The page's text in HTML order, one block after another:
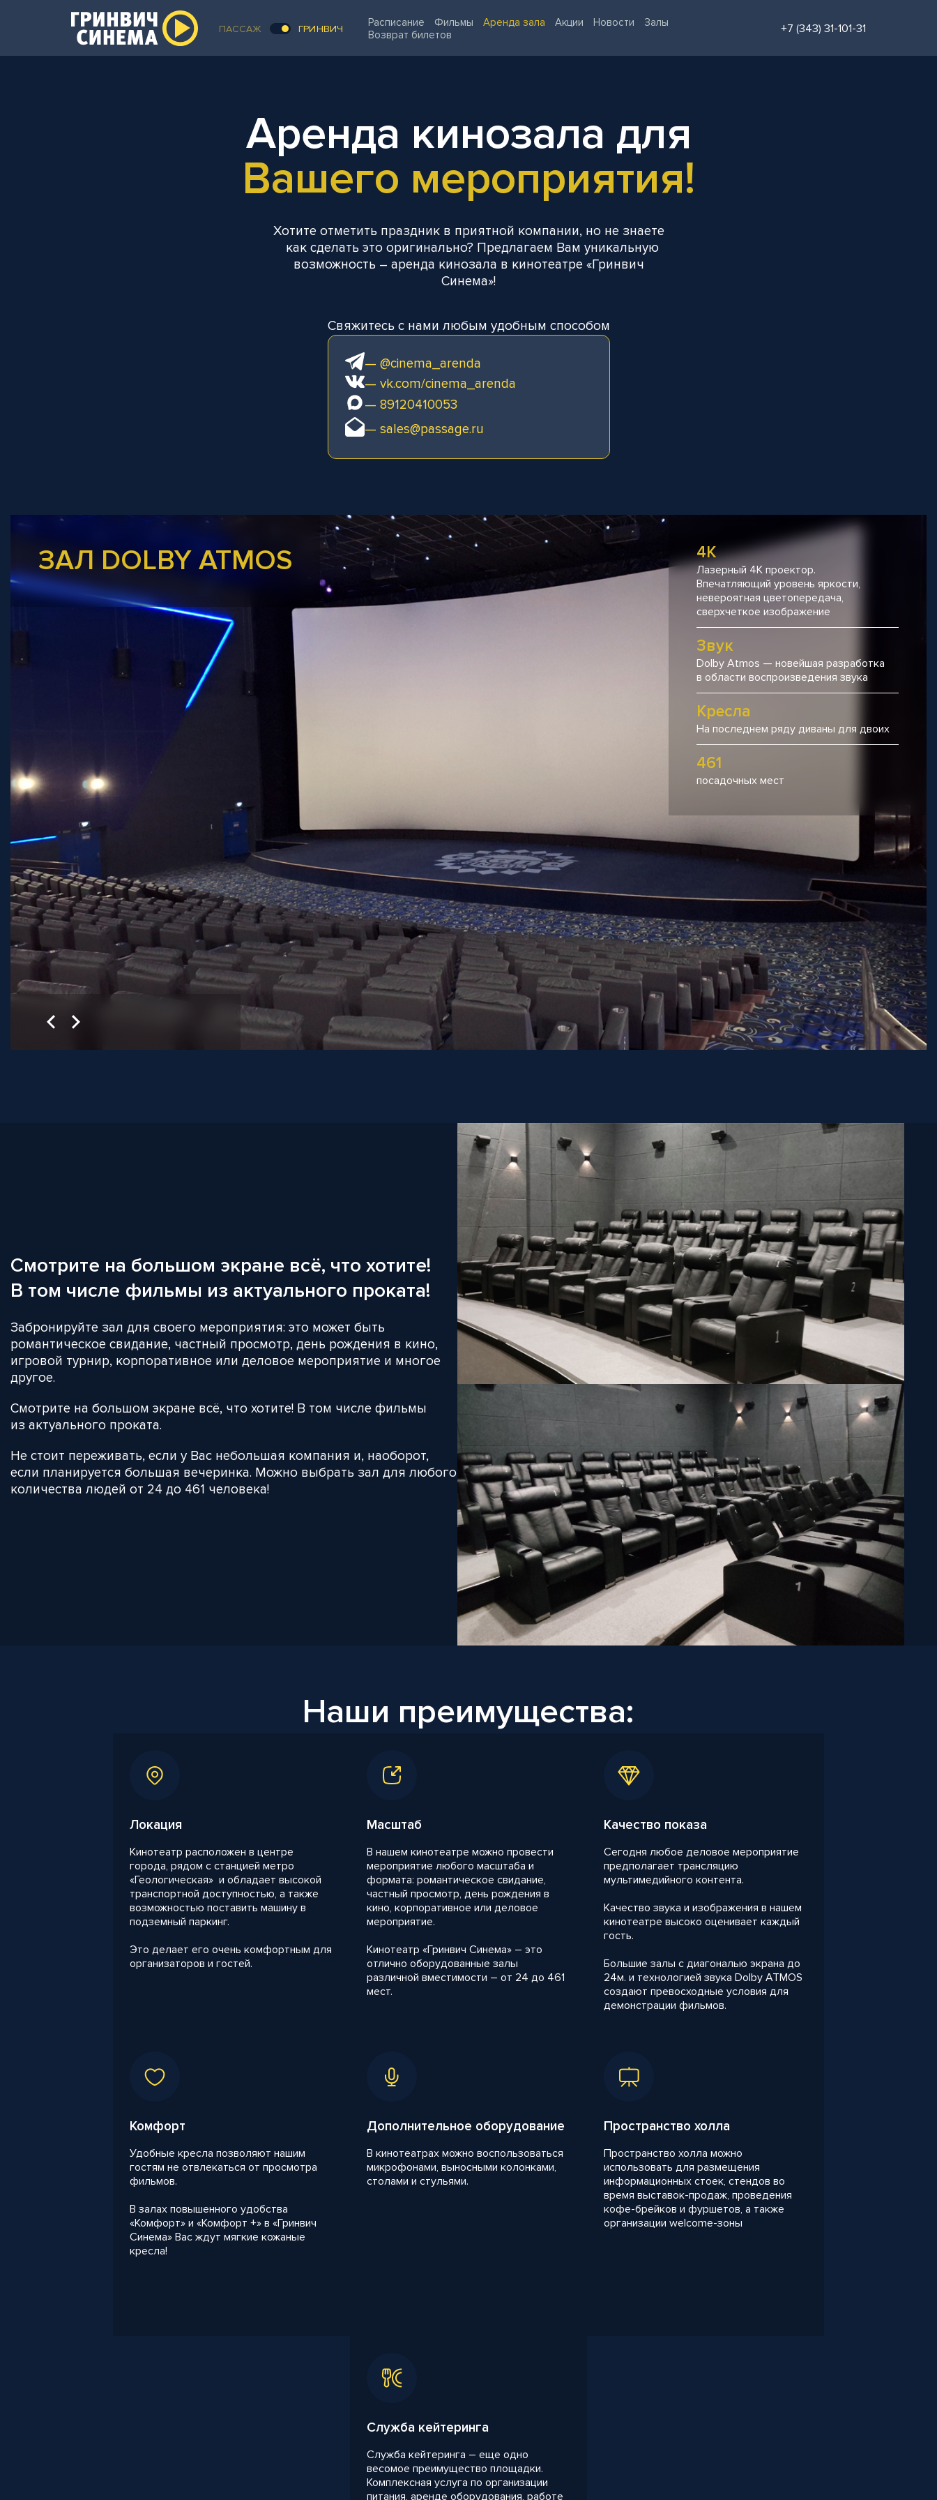
ПАССАЖ ГРИНВИЧ +7 (343) 31-101-31
Расписание Фильмы Аренда зала Акции Новости
Залы
Возврат билетов
Аренда кинозала для
Вашего мероприятия!
Хотите отметить праздник в приятной компании, но не знаете
как сделать это оригинально? Предлагаем Вам уникальную
возможность – аренда кинозала в кинотеатре «Гринвич
Синема»!
Свяжитесь с нами любым удобным способом
— @cinema_arenda
— vk.com/cinema_arenda
— 89120410053
— sales@passage.ru
ЗАЛ DOLBY ATMOS 4K
Лазерный 4К проектор.
Впечатляющий уровень яркости,
невероятная цветопередача,
сверхчеткое изображение
Звук
Dolby Atmos — новейшая разработка
в области воспроизведения звука
Кресла
На последнем ряду диваны для двоих
461
посадочных мест
Смотрите на большом экране всё, что хотите!
В том числе фильмы из актуального проката!
Забронируйте зал для своего мероприятия: это может быть
романтическое свидание, частный просмотр, день рождения в кино,
игровой турнир, корпоративное или деловое мероприятие и многое
другое.
Смотрите на большом экране всё, что хотите! В том числе фильмы
из актуального проката.
Не стоит переживать, если у Вас небольшая компания и, наоборот,
если планируется большая вечеринка. Можно выбрать зал для любого
количества людей от 24 до 461 человека!
Наши преимущества:
Локация
Кинотеатр расположен в центре
города, рядом с станцией метро
«Геологическая» и обладает высокой
транспортной доступностью, а также
возможностью поставить машину в
подземный паркинг.
Это делает его очень комфортным для
организаторов и гостей.
Масштаб
В нашем кинотеатре можно провести
мероприятие любого масштаба и
формата: романтическое свидание,
частный просмотр, день рождения в
кино, корпоративное или деловое
мероприятие.
Кинотеатр «Гринвич Синема» – это
отлично оборудованные залы
различной вместимости – от 24 до 461
мест.
Качество показа
Сегодня любое деловое мероприятие
предполагает трансляцию
мультимедийного контента.
Качество звука и изображения в нашем
кинотеатре высоко оценивает каждый
гость.
Большие залы с диагональю экрана до
24м. и технологией звука Dolby ATMOS
создают превосходные условия для
демонстрации фильмов.
Комфорт
Удобные кресла позволяют нашим
гостям не отвлекаться от просмотра
фильмов.
В залах повышенного удобства
«Комфорт» и «Комфорт +» в «Гринвич
Синема» Вас ждут мягкие кожаные
кресла!
Дополнительное оборудование
В кинотеатрах можно воспользоваться
микрофонами, выносными колонками,
столами и стульями.
Пространство холла
Пространство холла можно
использовать для размещения
информационных стоек, стендов во
время выставок-продаж, проведения
кофе-брейков и фуршетов, а также
организации welcome-зоны
Служба кейтеринга
Служба кейтеринга – еще одно
весомое преимущество площадки.
Комплексная услуга по организации
питания, аренде оборудования, работе